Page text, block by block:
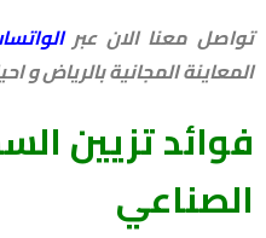
تواصل معنا الان عبر
المعاينة المجانية بالرياض و
فوائد تزيين
الصناعي